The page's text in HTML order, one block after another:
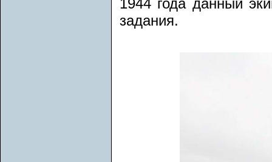
1944 года данный
задания.